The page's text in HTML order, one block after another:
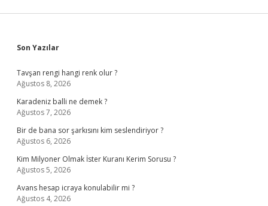
Sidebar
Son Yazılar
Tavşan rengi hangi renk olur ?
Ağustos 8, 2026
Karadeniz balli ne demek ?
Ağustos 7, 2026
Bir de bana sor şarkısını kim seslendiriyor ?
Ağustos 6, 2026
Kim Milyoner Olmak İster Kuranı Kerim Sorusu ?
Ağustos 5, 2026
Avans hesap icraya konulabilir mi ?
Ağustos 4, 2026